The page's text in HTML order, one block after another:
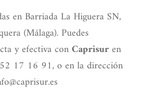
en Barriada La Higuera SN,
(Málaga). Puedes
y efectiva conCaprisuren
17 16 91, o en la dirección